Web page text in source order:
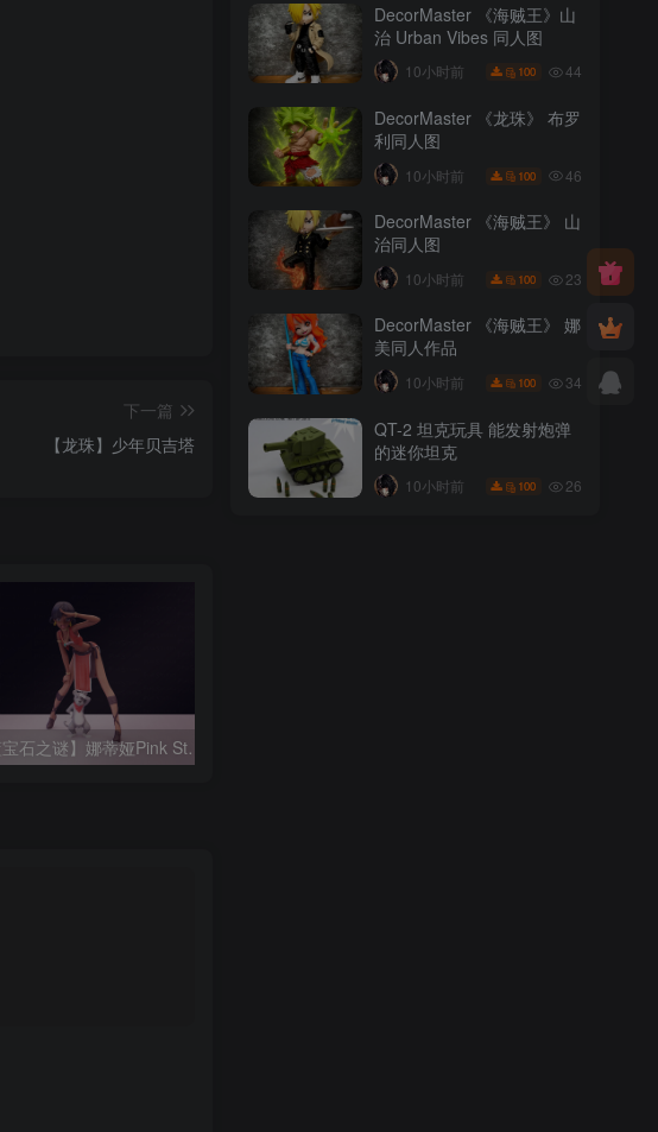
下一篇
【龙珠】少年贝吉塔
【蓝宝石之谜】娜蒂娅Pink Studio_Nadia_@stl_zone
DecorMaster 《海贼王》山
治 Urban Vibes 同人图
10小时前 100 44
DecorMaster 《龙珠》 布罗
利同人图
10小时前 100 46
DecorMaster 《海贼王》 山
治同人图
10小时前 100 23
DecorMaster 《海贼王》 娜
美同人作品
10小时前 100 34
QT-2 坦克玩具 能发射炮弹
的迷你坦克
10小时前 100 26